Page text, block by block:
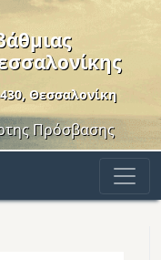
Θεσσαλονίκη
Menu
Πρόσβασης